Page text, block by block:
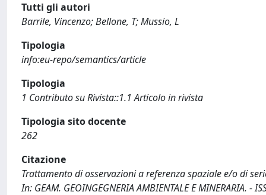
Tutti gli autori
Barrile, Vincenzo; Bellone, T; Mussio, L
Tipologia
info:eu-repo/semantics/article
Tipologia
1 Contributo su Rivista::1.1 Articolo in rivista
Tipologia sito docente
262
Citazione
Trattamento di osservazioni a referenza spaziale e/o di
In: GEAM. GEOINGEGNERIA AMBIENTALE E MINERARIA.